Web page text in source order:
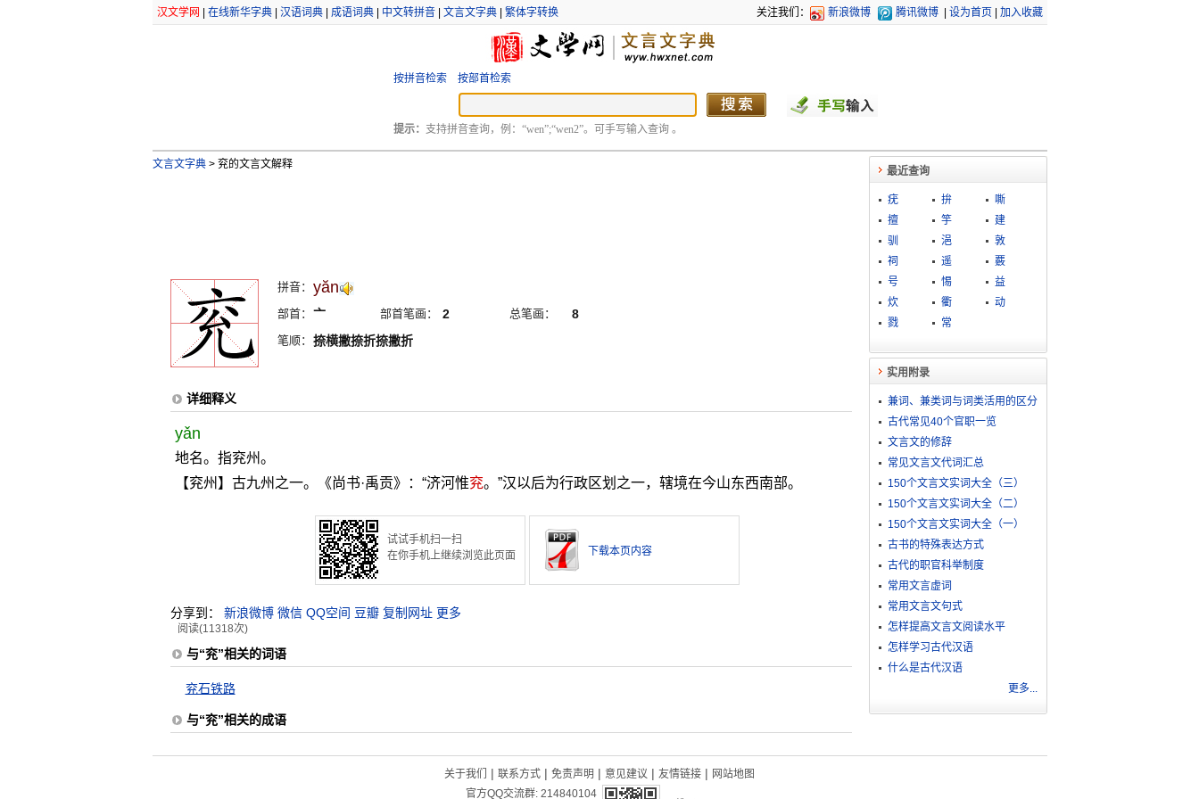
汉文学网 在线新华字典| 汉语词典| 成语词典| 中文转拼音| 文言文字典| 繁体字转换 关注我们： 新浪微博 腾讯微博 设为首页 加入收藏
按拼音检索 按部首检索
提示： 支持拼音查询，例：“wen”;“wen2”。可手写输入查询 。
文言文字典 >兖的文言文解释
拼音： yăn
部首： 亠 部首笔画： 2 总笔画： 8
笔顺： 捺横撇捺折捺撇折
详细释义
yǎn
地名。指兖州。
【兖州】古九州之一。《尚书·禹贡》：“济河惟兖。”汉以后为行政区划之一，辖境在今山东西南部。
试试手机扫一扫
在你手机上继续浏览此页面
下载本页内容
分享到： 新浪微博 微信 QQ空间 豆瓣 复制网址 更多
阅读(11318次)
与“兖”相关的词语
兖石铁路
与“兖”相关的成语
最近查询
疣 拚
嘶
擅
竽
建
驯
浥
敦
祠
遥
覈
号
惕
益
炊
衢
动
戮
常
实用附录
兼词、兼类词与词类活用的区分
古代常见40个官职一览
文言文的修辞
常见文言文代词汇总
150个文言文实词大全（三）
150个文言文实词大全（二）
150个文言文实词大全（一）
古书的特殊表达方式
古代的职官科举制度
常用文言虚词
常用文言文句式
怎样提高文言文阅读水平
怎样学习古代汉语
什么是古代汉语
更多...
关于我们 | 联系方式 | 免责声明 | 意见建议 | 友情链接 | 网站地图
官方QQ交流群: 214840104